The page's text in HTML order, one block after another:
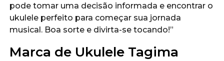
pode tomar uma decisão informada e encontrar o
ukulele perfeito para começar sua jornada
musical. Boa sorte e divirta-se tocando!”
Marca de Ukulele Tagima